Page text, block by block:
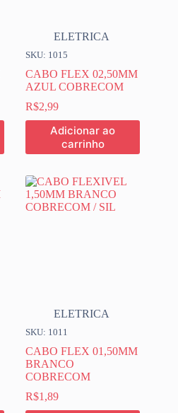
ELETRICA
SKU: 1015
CABO FLEX 02,50MM
AZUL COBRECOM
R$2,99
Adicionar ao
carrinho
ELETRICA
SKU: 1011
CABO FLEX 01,50MM
BRANCO
COBRECOM
R$1,89